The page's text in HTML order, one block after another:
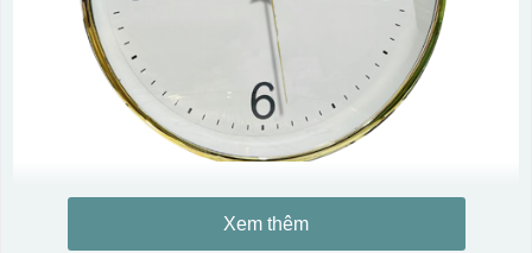
Xem thêm